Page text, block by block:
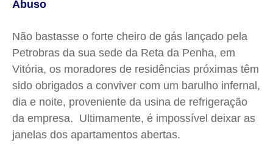
Abuso
Não bastasse o forte cheiro de gás lançado pela
Petrobras da sua sede da Reta da Penha, em
Vitória, os moradores de residências próximas têm
sido obrigados a conviver com um barulho infernal,
dia e noite, proveniente da usina de refrigeração
da empresa. Ultimamente, é impossível deixar as
janelas dos apartamentos abertas.